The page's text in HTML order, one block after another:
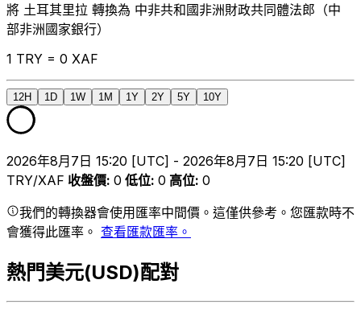
將 土耳其里拉 轉換為 中非共和國非洲財政共同體法郎（中
部非洲國家銀行）
1 TRY = 0 XAF
12H 1D 1W 1M 1Y 2Y 5Y 10Y
2026年8月7日 15:20 [UTC] - 2026年8月7日 15:20 [UTC]
TRY/XAF 收盤價: 0 低位: 0 高位: 0
我們的轉換器會使用匯率中間價。這僅供參考。您匯款時不
會獲得此匯率。 查看匯款匯率。
熱門美元(USD)配對